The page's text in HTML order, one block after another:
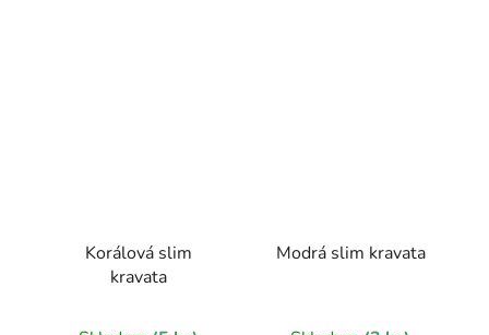
Korálová slim
kravata
Modrá slim kravata